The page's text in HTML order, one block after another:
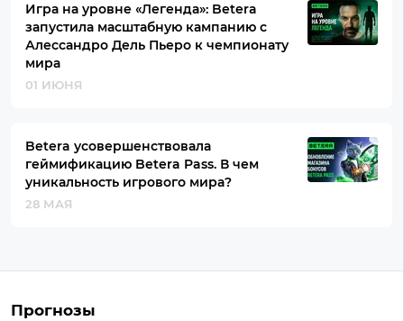
Игра на уровне «Легенда»: Betera
запустила масштабную кампанию с
Алессандро Дель Пьеро к чемпионату
мира
01 ИЮНЯ
Betera усовершенствовала
геймификацию Betera Pass. В чем
уникальность игрового мира?
28 МАЯ
Прогнозы